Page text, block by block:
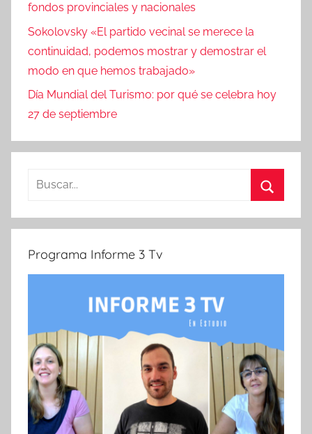
fondos provinciales y nacionales
Sokolovsky «El partido vecinal se merece la
continuidad, podemos mostrar y demostrar el
modo en que hemos trabajado»
Día Mundial del Turismo: por qué se celebra hoy
27 de septiembre
Buscar:
Programa Informe 3 Tv